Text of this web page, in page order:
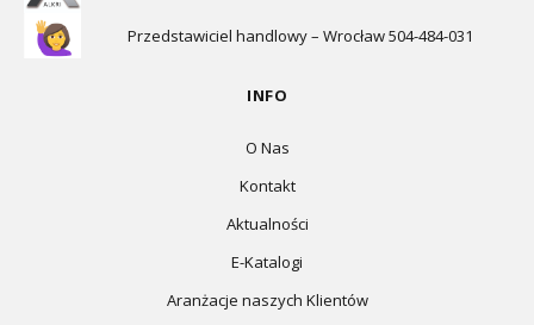
Przedstawiciel handlowy – Wrocław 504-484-031
INFO
O Nas
Kontakt
Aktualności
E-Katalogi
Aranżacje naszych Klientów